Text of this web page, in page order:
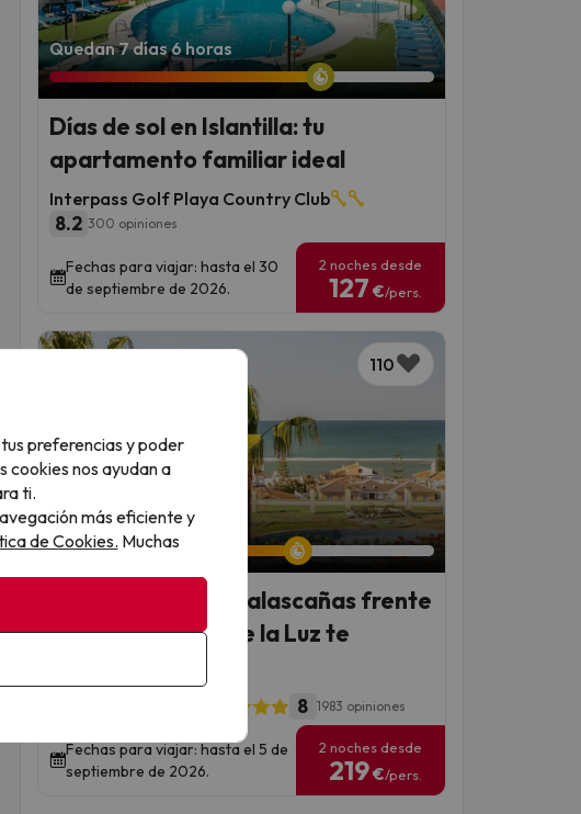
Quedan 7 días 6 horas
Días de sol en Islantilla: tu
apartamento familiar ideal
Interpass Golf Playa Country Club
8.2 300 opiniones
Fechas para viajar: hasta el 30
de septiembre de 2026.
2 noches desde
127 €/pers.
110
Quedan 6 días 14 horas
Tu hotel 4* en Matalascañas frente
al mar: ¡la Costa de la Luz te
8 1983 opiniones
Fechas para viajar: hasta el 5 de
septiembre de 2026.
2 noches desde
219€/pers.
preferencias y poder
cookies nos ayudan a
ti.
más eficiente y
de Cookies. Muchas